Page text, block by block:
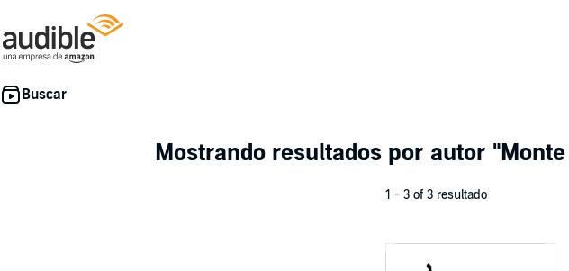
Mostrando resultados por autor
1 - 3 of 3 resultado